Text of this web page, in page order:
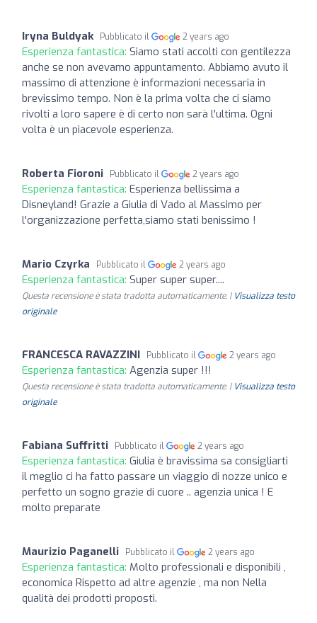
Iryna Buldyak Pubblicato il 2 years ago
Esperienza fantastica: Siamo stati accolti con gentilezza
anche se non avevamo appuntamento. Abbiamo avuto il
massimo di attenzione è informazioni necessaria in
brevissimo tempo. Non è la prima volta che ci siamo
rivolti a loro sapere è di certo non sarà l'ultima. Ogni
volta è un piacevole esperienza.
Roberta Fioroni Pubblicato il 2 years ago
Esperienza fantastica: Esperienza bellissima a
Disneyland! Grazie a Giulia di Vado al Massimo per
l'organizzazione perfetta,siamo stati benissimo !
Mario Czyrka Pubblicato il 2 years ago
Esperienza fantastica: Super super super....
Questa recensione è stata tradotta automaticamente. | Visualizza testo
originale
FRANCESCA RAVAZZINI Pubblicato il 2 years ago
Esperienza fantastica: Agenzia super !!!
Questa recensione è stata tradotta automaticamente. | Visualizza testo
originale
Fabiana Suffritti Pubblicato il 2 years ago
Esperienza fantastica: Giulia è bravissima sa consigliarti
il meglio ci ha fatto passare un viaggio di nozze unico e
perfetto un sogno grazie di cuore .. agenzia unica ! E
molto preparate
Maurizio Paganelli Pubblicato il 2 years ago
Esperienza fantastica: Molto professionali e disponibili ,
economica Rispetto ad altre agenzie , ma non Nella
qualità dei prodotti proposti.